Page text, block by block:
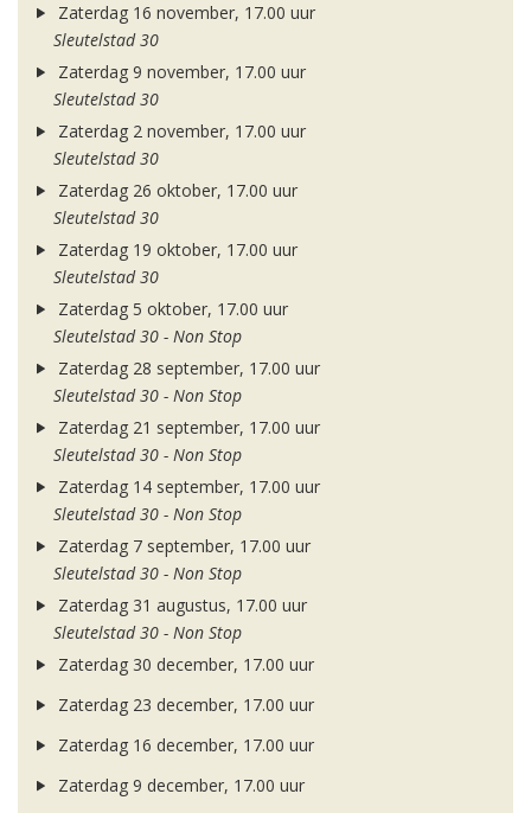
Zaterdag 16 november, 17.00 uur
Sleutelstad 30
Zaterdag 9 november, 17.00 uur
Sleutelstad 30
Zaterdag 2 november, 17.00 uur
Sleutelstad 30
Zaterdag 26 oktober, 17.00 uur
Sleutelstad 30
Zaterdag 19 oktober, 17.00 uur
Sleutelstad 30
Zaterdag 5 oktober, 17.00 uur
Sleutelstad 30 - Non Stop
Zaterdag 28 september, 17.00 uur
Sleutelstad 30 - Non Stop
Zaterdag 21 september, 17.00 uur
Sleutelstad 30 - Non Stop
Zaterdag 14 september, 17.00 uur
Sleutelstad 30 - Non Stop
Zaterdag 7 september, 17.00 uur
Sleutelstad 30 - Non Stop
Zaterdag 31 augustus, 17.00 uur
Sleutelstad 30 - Non Stop
Zaterdag 30 december, 17.00 uur
Zaterdag 23 december, 17.00 uur
Zaterdag 16 december, 17.00 uur
Zaterdag 9 december, 17.00 uur